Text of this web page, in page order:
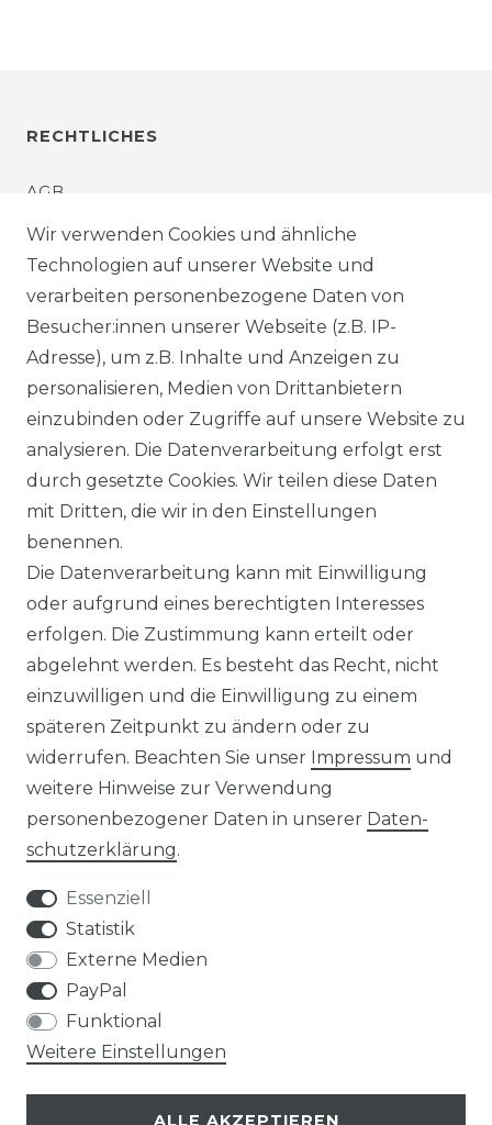
RECHTLICHES
AGB
WIDERRUFSRECHT
WIDERRUFSFORMULAR
DATENSCHUTZERKLÄRUNG
INFORMATIONEN & SERVICE
BLOG
ZAHLUNG & VERSAND
AUFBAUANLEITUNGEN
TIPS & TRICKS
HINWEIS ZUR BATTERIEENTSORGUNG
VERPACKUNGSHINWEISE
ÜBER UNS
UNSER TEAM
IHRE VORTEILE
LOB & KRITIK
Wir verwenden Cookies und ähnliche
Technologien auf unserer Website und
verarbeiten personenbezogene Daten von
Besucher:innen unserer Webseite (z.B. IP-
Adresse), um z.B. Inhalte und Anzeigen zu
personalisieren, Medien von Drittanbietern
einzubinden oder Zugriffe auf unsere Website zu
analysieren. Die Datenverarbeitung erfolgt erst
durch gesetzte Cookies. Wir teilen diese Daten
mit Dritten, die wir in den Einstellungen
benennen.
Die Datenverarbeitung kann mit Einwilligung
oder aufgrund eines berechtigten Interesses
erfolgen. Die Zustimmung kann erteilt oder
abgelehnt werden. Es besteht das Recht, nicht
einzuwilligen und die Einwilligung zu einem
späteren Zeitpunkt zu ändern oder zu
widerrufen. Beachten Sie unser Impressum und
weitere Hinweise zur Verwendung
personenbezogener Daten in unserer Daten­
schutz­erklärung.
Essenziell
Statistik
Externe Medien
PayPal
Funktional
Weitere Einstellungen
ALLE AKZEPTIEREN